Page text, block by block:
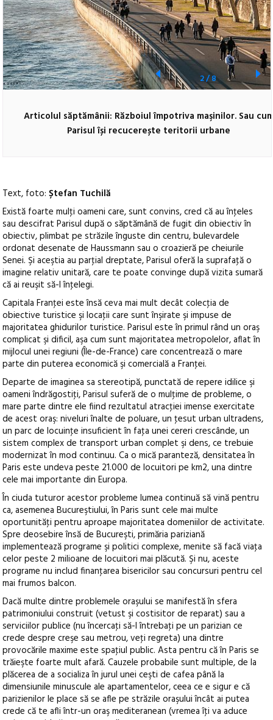
Articolul săptămânii: Războiul împotriva maşinilor. Sau
Parisul își recucerește teritorii urbane
2/8
Text, foto:Ștefan Tuchilă
Există foarte mulţi oameni care, sunt convins, cred că au înţeles
sau descifrat Parisul după o săptămână de fugit din obiectiv în
obiectiv, plimbat pe străzile înguste din centru, bulevardele
ordonat desenate de Haussmann sau o croazieră pe cheiurile
Senei. Şi aceştia au parţial dreptate, Parisul oferă la suprafaţă o
imagine relativ unitară, care te poate convinge după vizita sumară
că ai reuşit să-l înţelegi.
Capitala Franţei este însă ceva mai mult decât colecţia de
obiective turistice şi locaţii care sunt înşirate şi impuse de
majoritatea ghidurilor turistice. Parisul este în primul rând un oraş
complicat şi dificil, aşa cum sunt majoritatea metropolelor, aflat în
mijlocul unei regiuni (Île-de-France) care concentrează o mare
parte din puterea economică şi comercială a Franţei.
Departe de imaginea sa stereotipă, punctată de repere idilice şi
oameni îndrăgostiţi, Parisul suferă de o mulţime de probleme, o
mare parte dintre ele fiind rezultatul atracţiei imense exercitate
de acest oraş: niveluri înalte de poluare, un ţesut urban ultradens,
un parc de locuinţe insuficient în faţa unei cereri crescânde, un
sistem complex de transport urban complet şi dens, ce trebuie
modernizat în mod continuu. Ca o mică paranteză, densitatea în
Paris este undeva peste 21.000 de locuitori pe km2, una dintre
cele mai importante din Europa.
În ciuda tuturor acestor probleme lumea continuă să vină pentru
ca, asemenea Bucureştiului, în Paris sunt cele mai multe
oportunităţi pentru aproape majoritatea domeniilor de activitate.
Spre deosebire însă de Bucureşti, primăria pariziană
implementează programe şi politici complexe, menite să facă viaţa
celor peste 2 milioane de locuitori mai plăcută. Şi nu, aceste
programe nu includ finanţarea bisericilor sau concursuri pentru cel
mai frumos balcon.
Dacă multe dintre problemele oraşului se manifestă în sfera
patrimoniului construit (vetust şi costisitor de reparat) sau a
serviciilor publice (nu încercaţi să-l întrebaţi pe un parizian ce
crede despre creşe sau metrou, veţi regreta) una dintre
provocările maxime este spaţiul public. Asta pentru că în Paris se
trăieşte foarte mult afară. Cauzele probabile sunt multiple, de la
plăcerea de a socializa în jurul unei ceşti de cafea până la
dimensiunile minuscule ale apartamentelor, ceea ce e sigur e că
parizienilor le place să se afle pe străzile oraşului încât ai putea
crede că te afli într-un oraş mediteranean (vremea îţi va aduce